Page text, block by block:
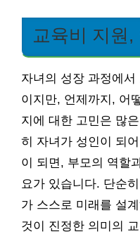
교육비 지원
자녀의 성장 과정에
이지만, 언제까지, 어
지에 대한 고민은 많
히 자녀가 성인이 되
이 되면, 부모의 역할
요가 있습니다. 단순
가 스스로 미래를 설
것이 진정한 의미의